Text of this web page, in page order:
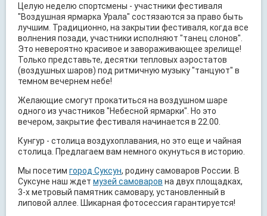
Целую неделю спортсмены - участники фестиваля
"Воздушная ярмарка Урала" состязаются за право быть
лучшим. Традиционно, на закрытии фестиваля, когда все
волнения позади, участники исполняют "танец слонов".
Это невероятно красивое и завораживающее зрелище!
Только представьте, десятки тепловых аэростатов
(воздушных шаров) под ритмичную музыку "танцуют" в
темном вечернем небе!
Желающие смогут прокатиться на воздушном шаре
одного из участников "Небесной ярмарки". Но это
вечером, закрытие фестиваля начинается в 22.00.
Кунгур - столица воздухоплавания, но это еще и чайная
столица. Предлагаем вам немного окунуться в историю.
Мы посетим город Суксун, родину самоваров России. В
Суксуне наш ждет музей самоваров на двух площадках,
3-х метровый памятник самовару, установленный в
липовой аллее. Шикарная фотосессия гарантируется!